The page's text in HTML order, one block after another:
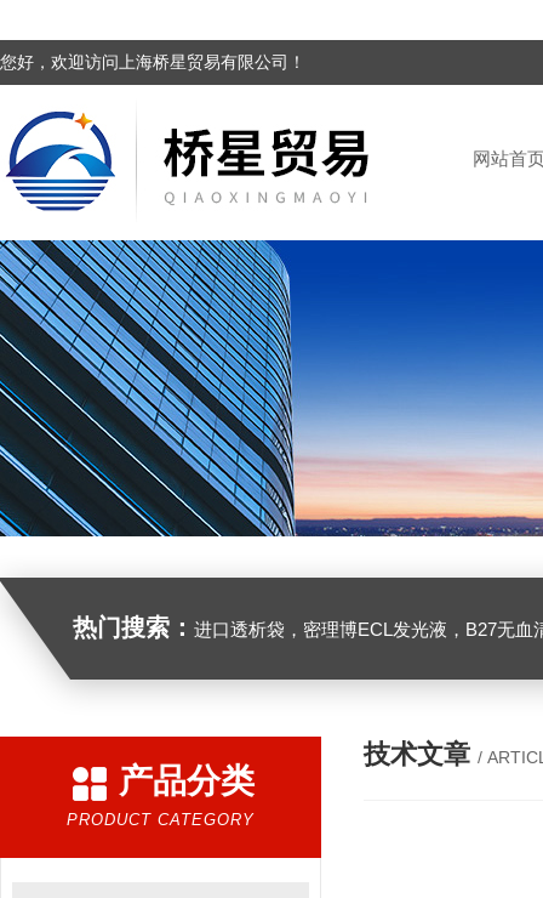
您好，欢迎访问上海桥星贸易有限公司！
网站首
热门搜索： 进口透析袋，密理博ECL发光液，B27无血清培养基，N2培养基，紫外酶标板，Gibco胶原酶，
产品分类
PRODUCT CATEGORY
技术文章 /